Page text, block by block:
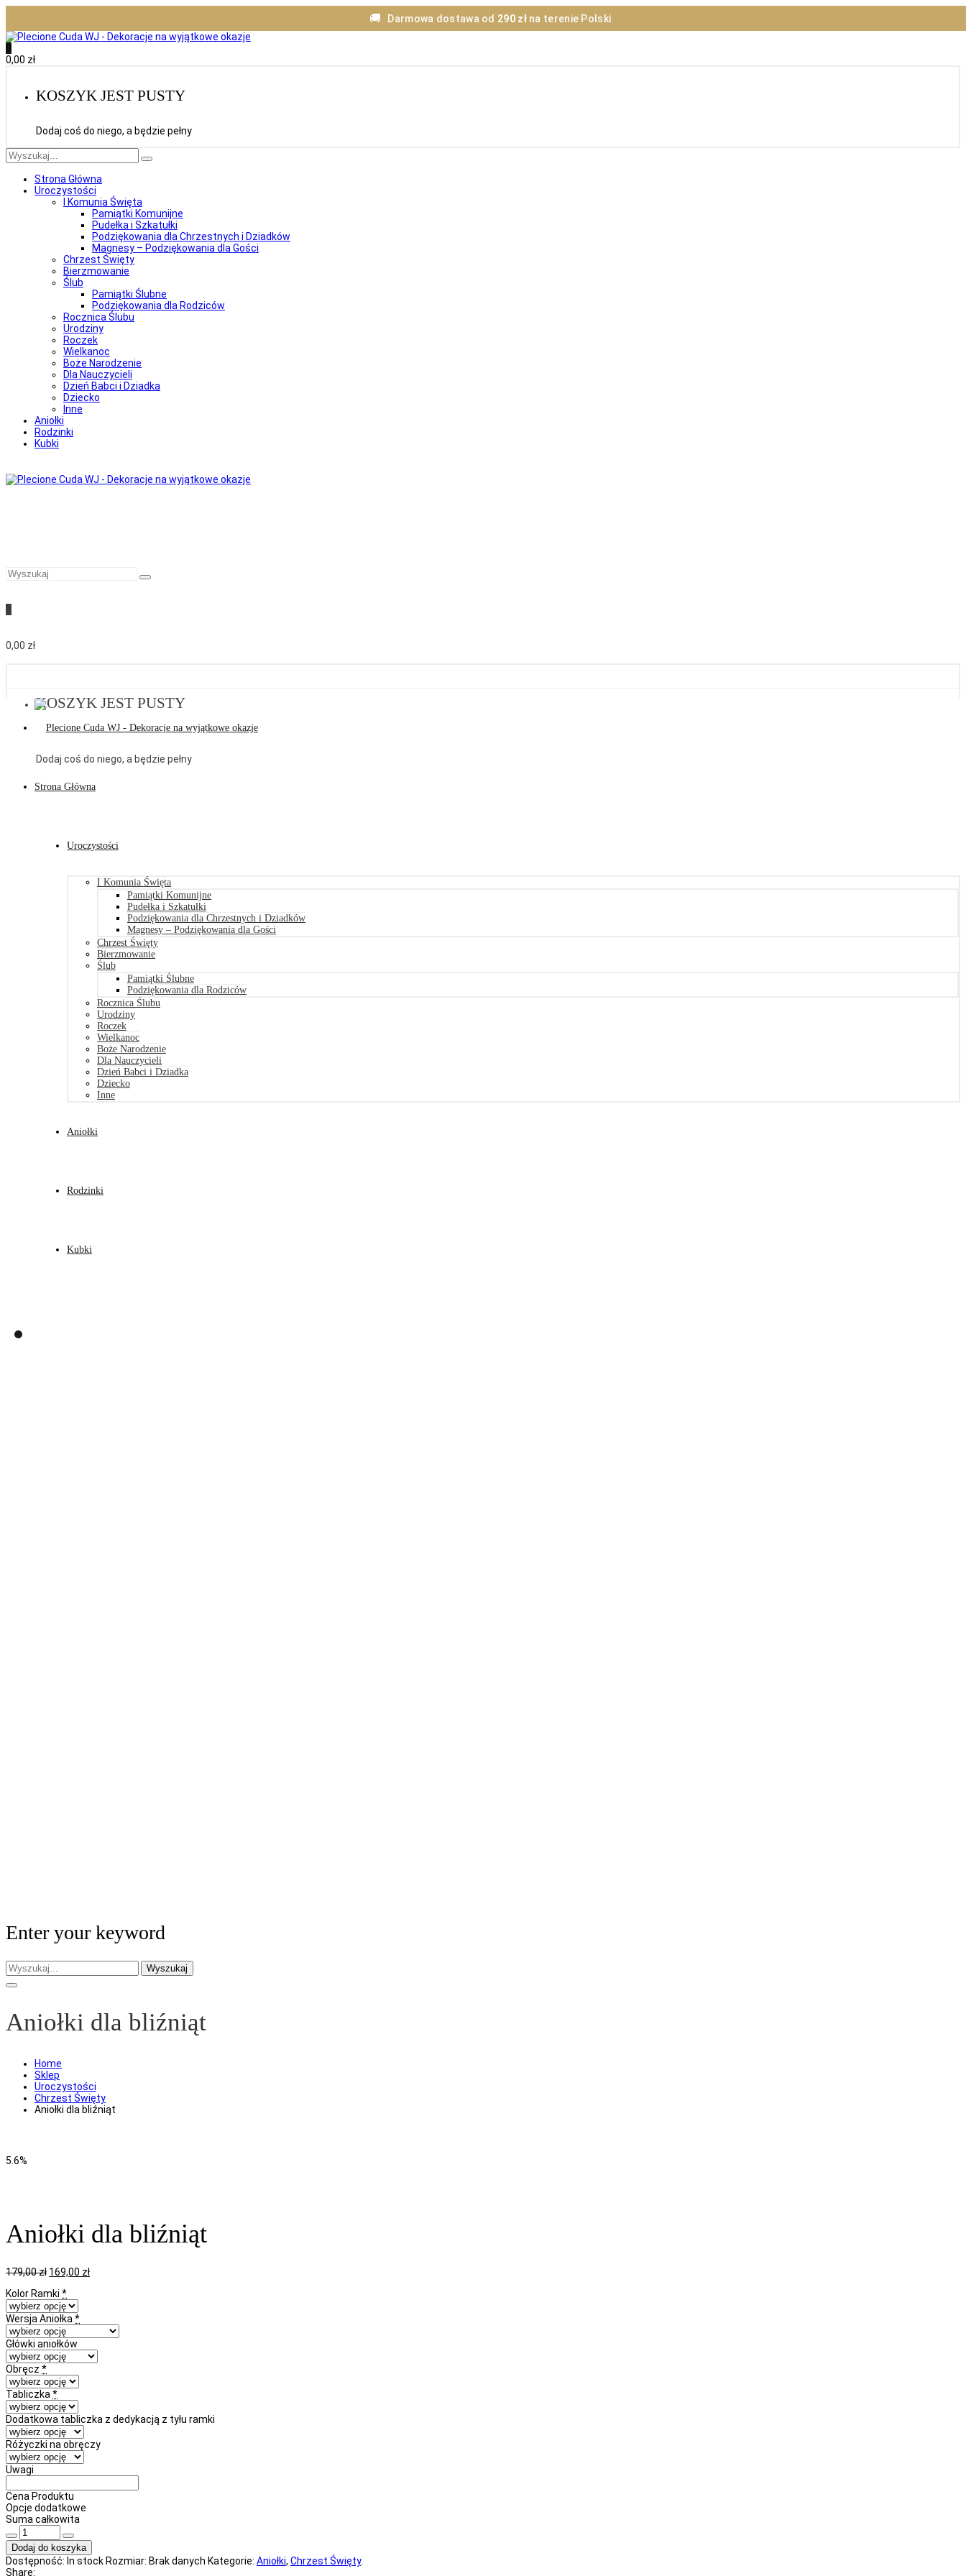
🚚 Darmowa dostawa od 290 złna terenie Polski
0
0,00 zł
KOSZYK JEST PUSTY
Dodaj coś do niego, a będzie pełny
Strona Główna
Uroczystości
I Komunia Święta
Pamiątki Komunijne
Pudełka i Szkatułki
Podziękowania dla Chrzestnych i Dziadków
Magnesy – Podziękowania dla Gości
Chrzest Święty
Bierzmowanie
Ślub
Pamiątki Ślubne
Podziękowania dla Rodziców
Rocznica Ślubu
Urodziny
Roczek
Wielkanoc
Boże Narodzenie
Dla Nauczycieli
Dzień Babci i Dziadka
Dziecko
Inne
Aniołki
Rodzinki
Kubki
0,00 zł
KOSZYK JEST PUSTY
Dodaj coś do niego, a będzie pełny
Strona Główna
Uroczystości
I Komunia Święta
Pamiątki Komunijne
Pudełka i Szkatułki
Podziękowania dla Chrzestnych i Dziadków
Magnesy – Podziękowania dla Gości
Chrzest Święty
Bierzmowanie
Ślub
Pamiątki Ślubne
Podziękowania dla Rodziców
Rocznica Ślubu
Urodziny
Roczek
Wielkanoc
Boże Narodzenie
Dla Nauczycieli
Dzień Babci i Dziadka
Dziecko
Inne
Aniołki
Rodzinki
Kubki
Enter your keyword
Wyszukaj
Aniołki dla bliźniąt
Home
Sklep
Uroczystości
Chrzest Święty
Aniołki dla bliźniąt
5.6%
Aniołki dla bliźniąt
179,00zł Pierwotna
wynosiła:
179,00 zł.
169,00 złAktualna
Kolor Ramki *
Wersja Aniołka *
Główki aniołków
Obręcz *
Tabliczka *
Dodatkowa tabliczka z dedykacją z tyłu ramki
Różyczki na obręczy
Uwagi
Cena Produktu
Opcje dodatkowe
Suma całkowita
ilość
Aniołki
dla
bliźniąt
Dodaj do koszyka
Dostępność: In stock Rozmiar: Brak danych Kategorie: Aniołki, Chrzest Święty.
Share: